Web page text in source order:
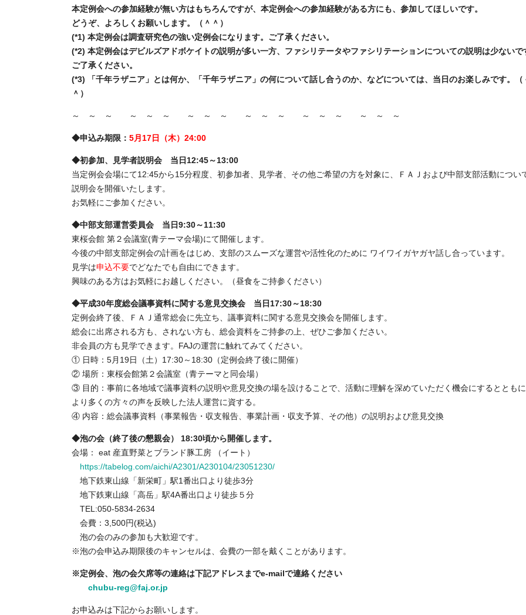
本定例会への参加経験が無い方はもちろんですが、本定例会への参加経験がある方にも、参加してほしいです。
どうぞ、よろしくお願いします。（＾＾）
(*1) 本定例会は調査研究色の強い定例会になります。ご了承ください。
(*2) 本定例会はデビルズアドボケイトの説明が多い一方、ファシリテータやファシリテーションについての説明は少ないで
ご了承ください。
(*3) 「千年ラザニア」とは何か、「千年ラザニア」の何について話し合うのか、などについては、当日のお楽しみです。（
＾）
～ ～ ～ ～ ～ ～ ～ ～ ～ ～ ～ ～ ～ ～ ～ ～ ～ ～
◆申込み期限： 5月17日（木）24:00
◆初参加、見学者説明会 当日12:45～13:00
当定例会会場にて12:45から15分程度、初参加者、見学者、その他ご希望の方を対象に、ＦＡＪおよび中部支部活動につい
説明会を開催いたします。
お気軽にご参加ください。
◆中部支部運営委員会 当日9:30～11:30
東桜会館 第２会議室(青テーマ会場)にて開催します。
今後の中部支部定例会の計画をはじめ、支部のスムーズな運営や活性化のために ワイワイガヤガヤ話し合っています。
見学は申込不要でどなたでも自由にできます。
興味のある方はお気軽にお越しください。（昼食をご持参ください）
◆平成30年度総会議事資料に関する意見交換会 当日17:30～18:30
定例会終了後、ＦＡＪ通常総会に先立ち、議事資料に関する意見交換会を開催します。
総会に出席される方も、されない方も、総会資料をご持参の上、ぜひご参加ください。
非会員の方も見学できます。FAJの運営に触れてみてください。
① 日時：5月19日（土）17:30～18:30（定例会終了後に開催）
② 場所：東桜会館第２会議室（青テーマと同会場）
③ 目的：事前に各地域で議事資料の説明や意見交換の場を設けることで、活動に理解を深めていただく機会にするととも
より多くの方々の声を反映した法人運営に資する。
④ 内容：総会議事資料（事業報告・収支報告、事業計画・収支予算、その他）の説明および意見交換
◆泡の会（終了後の懇親会） 18:30頃から開催します。
会場： eat 産直野菜とブランド豚工房 （イート）
https://tabelog.com/aichi/A2301/A230104/23051230/
地下鉄東山線「新栄町」駅1番出口より徒歩3分
地下鉄東山線「高岳」駅4A番出口より徒歩５分
TEL:050-5834-2634
会費：3,500円(税込)
泡の会のみの参加も大歓迎です。
※泡の会申込み期限後のキャンセルは、会費の一部を戴くことがあります。
※定例会、泡の会欠席等の連絡は下記アドレスまでe-mailで連絡ください
chubu-reg@faj.or.jp
お申込みは下記からお願いします。